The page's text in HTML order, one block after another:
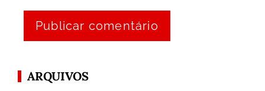
ARQUIVOS